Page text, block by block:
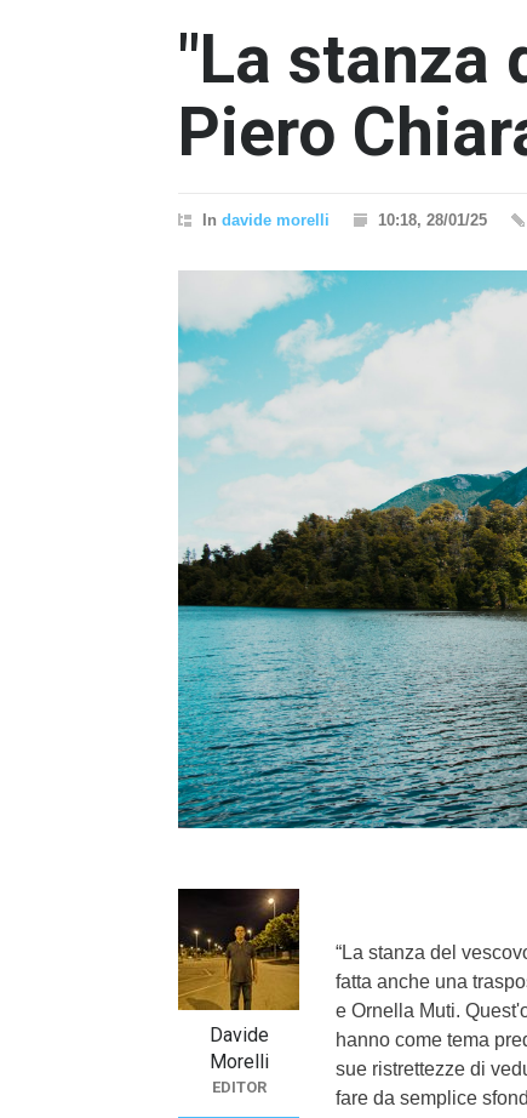
"La stanza
Piero
In davide morelli 10:18, 28/01/25
“La stanza del
fatta anche una
e Ornella Muti.
hanno come tema
sue ristrettezze di
fare da semplice
Davide
Morelli
EDITOR